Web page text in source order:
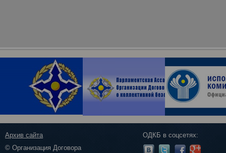
Архив сайта
© Организация Договора
ОДКБ в соцсетях: